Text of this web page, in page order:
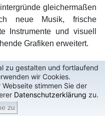
gleichermaßen
neue Musik, frische
Instrumente und visuell
Grafiken erweitert.
zu gestalten und fortlaufend
wir Cookies.
stimmen Sie der
Datenschutzerklärung zu.
zu